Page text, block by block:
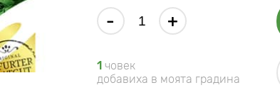
- +
1 човек
добавиха в моята градина